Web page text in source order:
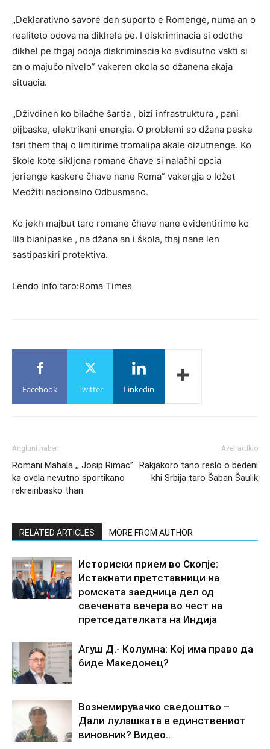
„Deklarativno savore den suporto e Romenge, numa an o
realiteto odova na dikhela pe. I diskriminacia si odothe
dikhel pe thgaj odoja diskriminacia ko avdisutno vakti si
an o majučo nivelo” vakeren okola so džanena akaja
situacia.
„Dživdinen ko bilačhe šartia , bizi infrastruktura , pani
pijbaske, elektrikani energia. O problemi so džana peske
tari them thaj o limitirime tromalipa akale dizutnenge. Ko
škole kote sikljona romane čhave si nalačhi opcia
jerienge kaskere čhave nane Roma” vakergja o Idžet
Medžiti nacionalno Odbusmano.
Ko jekh majbut taro romane čhave nane evidentirime ko
lila bianipaske , na džana an i škola, thaj nane len
sastipaskiri protektiva.
Lendo info taro:Roma Times
Facebook Twitter Linkedin
Angluni haberi
Romani Mahala ,, Josip Rimac’’
ka ovela nevutno sportikano
rekreiribasko than
Aver artiklo
Rakjakoro tano reslo o bedeni
khi Srbija taro Šaban Šaulik
RELATED ARTICLES MORE FROM AUTHOR
Историски прием во Скопје:
Истакнати претставници на
ромската заедница дел од
свечената вечера во чест на
претседателката на Индија
Агуш Д.- Колумна: Кој има право да
биде Македонец?
Вознемирувачко сведоштво –
Дали лулашката е единствениот
виновник? Видео..